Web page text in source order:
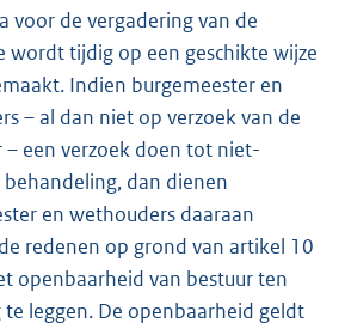
voor de vergadering van de
wordt tijdig op een geschikte wijze
Indien burgemeester en
– al dan niet op verzoek van de
– een verzoek doen tot niet-
dan dienen
en wethouders daaraan
redenen op grond van artikel 10
openbaarheid van bestuur ten
te leggen. De openbaarheid geldt